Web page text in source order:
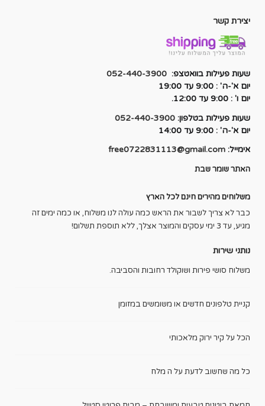
יצירת קשר
שעות פעילות בוואטצפ: 052-440-3900
יום א'-ה' : 9:00 עד 19:00
יום ו' : 9:00 עד 12:00.
שעות פעילות בטלפון: 052-440-3900
יום א'-ה' : 9:00 עד 14:00
אימייל: free0722831113@gmail.com
האתר שומר שבת
משלוחים מהירים חינם לכל הארץ
כבר לא צריך לשבור את הראש כמה עולה לנו משלוח, או כמה ימים זה
מגיע, עד 3 ימי עסקים והמוצר אצלך, ללא תוספת תשלום!
נותני שירות
משלוח סושי פירות ושוקולד רחובות והסביבה.
קניית טלפונים חדשים או משומשים במזומן
הכל על קיר ירוק מלאכותי
כל מה שחשוב לדעת על ה מלח